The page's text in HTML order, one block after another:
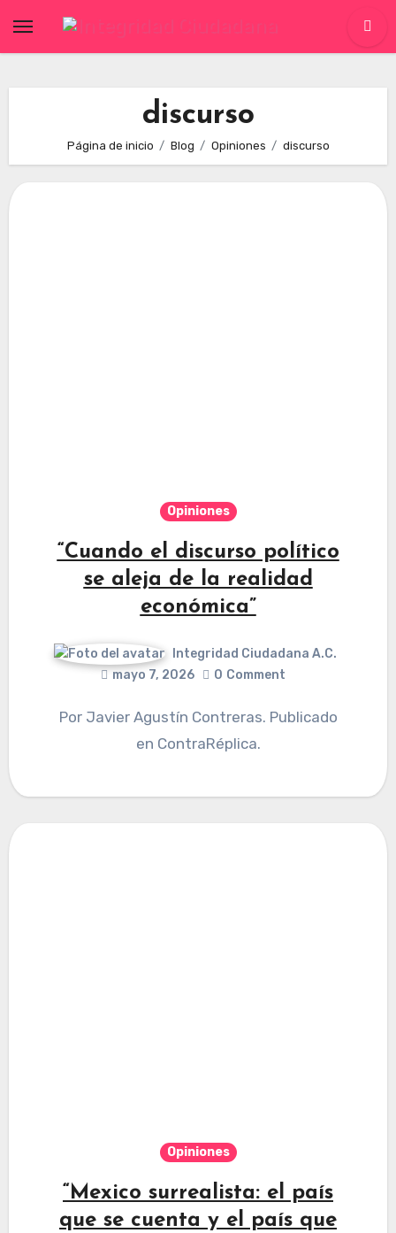
discurso
Página de inicio Blog Opiniones discurso
Opiniones
“Cuando el discurso político
se aleja de la realidad
económica”
Integridad Ciudadana A.C.
mayo 7, 2026
0 Comment
Por Javier Agustín Contreras. Publicado
en ContraRéplica.
Opiniones
“Mexico surrealista: el país
que se cuenta y el país que